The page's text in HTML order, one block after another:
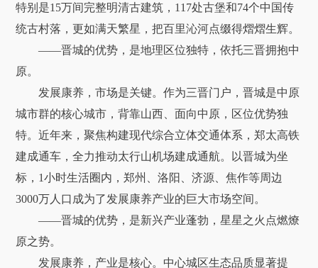
特别是15万间完整明清古建筑，117处古堡和74个中国传
统古村落，更如满天繁星，把百里沁河点缀得熠熠生辉。
——晋城的优势，是地理区位独特，依托三晋拥抱中
原。
发展康养，市场是关键。作为三晋门户，晋城是中原
城市群的核心城市，背靠山西、面向中原，区位优势独
特。近年来，聚焦构建现代综合立体交通体系，郑太高铁
建成通车，全力推动太行山机场建成通航。以晋城为坐
标，1小时生活圈内，郑州、洛阳、济源、焦作等周边
3000万人口成为了发展康养产业的巨大市场空间。
——晋城的优势，是新兴产业蓬勃，星星之火点燃燎
原之势。
发展康养，产业是核心。中心城区生态品质显著提